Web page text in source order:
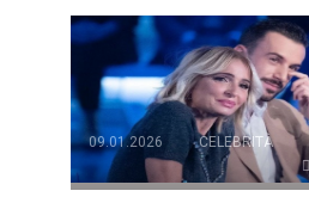
09.01.2026
CELEBRITÀ